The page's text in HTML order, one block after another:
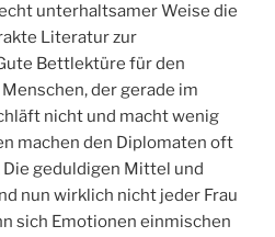
unterhaltsamer Weise die
Literatur zur
Bettlektüre für den
der gerade im
nicht und macht wenig
machen den Diplomaten oft
geduldigen Mittel und
nun wirklich nicht jeder Frau
sich Emotionen einmischen